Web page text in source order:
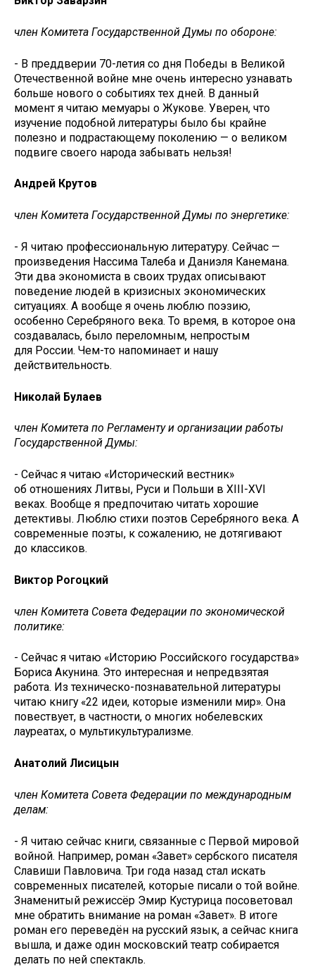
член Комитета Государственной Думы по обороне:
- В преддверии 70-летия со дня Победы в Великой
Отечественной войне мне очень интересно узнавать
больше нового о событиях тех дней. В данный
момент я читаю мемуары о Жукове. Уверен, что
изучение подобной литературы было бы крайне
полезно и подрастающему поколению — о великом
подвиге своего народа забывать нельзя!
Андрей Крутов
член Комитета Государственной Думы по энергетике:
- Я читаю профессиональную литературу. Сейчас —
произведения Нассима Талеба и Даниэля Канемана.
Эти два экономиста в своих трудах описывают
поведение людей в кризисных экономических
ситуациях. А вообще я очень люблю поэзию,
особенно Серебряного века. То время, в которое она
создавалась, было переломным, непростым
для России. Чем-то напоминает и нашу
действительность.
Николай Булаев
член Комитета по Регламенту и организации работы
Государственной Думы:
- Сейчас я читаю «Исторический вестник»
об отношениях Литвы, Руси и Польши в XIII-XVI
веках. Вообще я предпочитаю читать хорошие
детективы. Люблю стихи поэтов Cеребряного века. А
современные поэты, к сожалению, не дотягивают
до классиков.
Виктор Рогоцкий
член Комитета Совета Федерации по экономической
политике:
- Сейчас я читаю «Историю Российского государства»
Бориса Акунина. Это интересная и непредвзятая
работа. Из техническо-познавательной литературы
читаю книгу «22 идеи, которые изменили мир». Она
повествует, в частности, о многих нобелевских
лауреатах, о мультикультурализме.
Анатолий Лисицын
член Комитета Совета Федерации по международным
делам:
- Я читаю сейчас книги, связанные с Первой мировой
войной. Например, роман «Завет» сербского писателя
Славиши Павловича. Три года назад стал искать
современных писателей, которые писали о той войне.
Знаменитый режиссёр Эмир Кустурица посоветовал
мне обратить внимание на роман «Завет». В итоге
роман его переведён на русский язык, а сейчас книга
вышла, и даже один московский театр собирается
делать по ней спектакль.